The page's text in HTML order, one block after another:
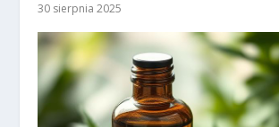
30 sierpnia 2025